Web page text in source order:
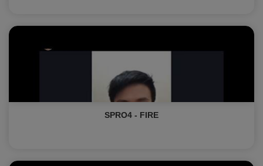
SPRO4 - FIRE